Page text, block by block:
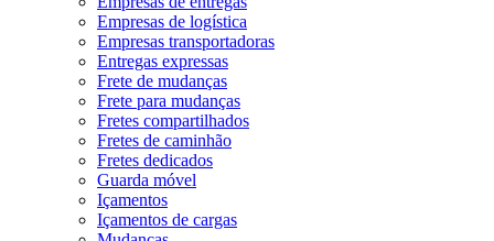
Empresas de logística
Empresas transportadoras
Entregas expressas
Frete de mudanças
Frete para mudanças
Fretes compartilhados
Fretes de caminhão
Fretes dedicados
Guarda móvel
Içamentos
Içamentos de cargas